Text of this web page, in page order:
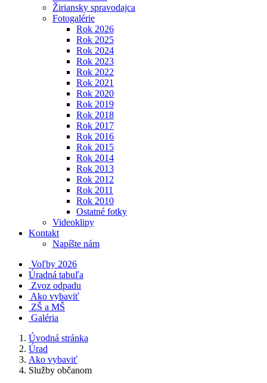
Žiriansky spravodajca
Fotogalérie
Rok 2026
Rok 2025
Rok 2024
Rok 2023
Rok 2022
Rok 2021
Rok 2020
Rok 2019
Rok 2018
Rok 2017
Rok 2016
Rok 2015
Rok 2014
Rok 2013
Rok 2012
Rok 2011
Rok 2010
Ostatné fotky
Videoklipy
Kontakt
Napíšte nám
Voľby 2026
Úradná tabuľa
Zvoz odpadu
Ako vybaviť
ZŠ a MŠ
Galéria
Úvodná stránka
Úrad
Ako vybaviť
Služby občanom